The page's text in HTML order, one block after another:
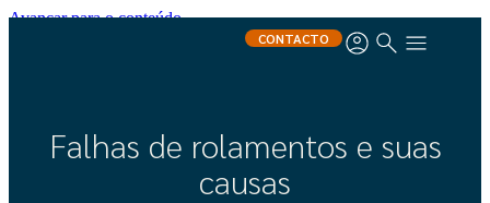
Avançar para o conteúdo
CONTACTO
Falhas de rolamentos e suas
causas